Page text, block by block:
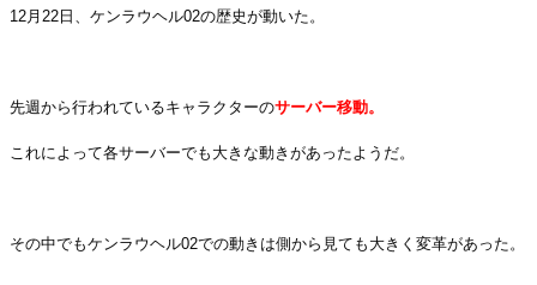
12月22日、ケンラウヘル02の歴史が動いた。
先週から行われているキャラクターのサーバー移動。
これによって各サーバーでも大きな動きがあったようだ。
その中でもケンラウヘル02での動きは側から見ても大きく変革があった。